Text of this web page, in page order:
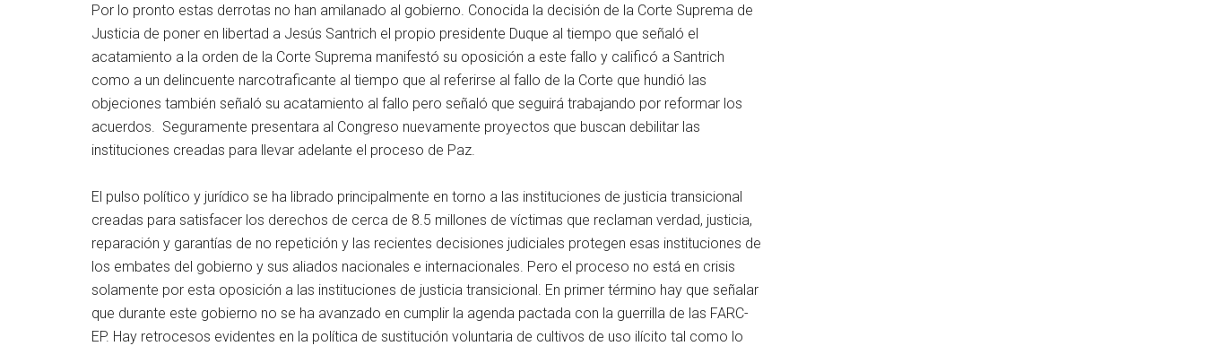
Por lo pronto estas derrotas no han amilanado al gobierno. Conocida la decisión de la Corte Suprema de
Justicia de poner en libertad a Jesús Santrich el propio presidente Duque al tiempo que señaló el
acatamiento a la orden de la Corte Suprema manifestó su oposición a este fallo y calificó a Santrich
como a un delincuente narcotraficante al tiempo que al referirse al fallo de la Corte que hundió las
objeciones también señaló su acatamiento al fallo pero señaló que seguirá trabajando por reformar los
acuerdos. Seguramente presentara al Congreso nuevamente proyectos que buscan debilitar las
instituciones creadas para llevar adelante el proceso de Paz.
El pulso político y jurídico se ha librado principalmente en torno a las instituciones de justicia transicional
creadas para satisfacer los derechos de cerca de 8.5 millones de víctimas que reclaman verdad, justicia,
reparación y garantías de no repetición y las recientes decisiones judiciales protegen esas instituciones de
los embates del gobierno y sus aliados nacionales e internacionales. Pero el proceso no está en crisis
solamente por esta oposición a las instituciones de justicia transicional. En primer término hay que señalar
que durante este gobierno no se ha avanzado en cumplir la agenda pactada con la guerrilla de las FARC-
EP. Hay retrocesos evidentes en la política de sustitución voluntaria de cultivos de uso ilícito tal como lo